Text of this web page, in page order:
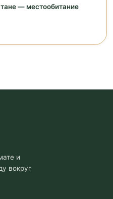
— местообитание
и
вокруг